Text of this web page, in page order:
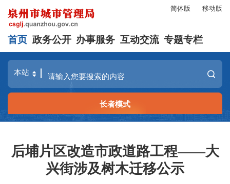
简体版 移动版
首页 政务公开 办事服务 互动交流 专题专栏
长者模式
后埔片区改造市政道路工程——大
兴街涉及树木迁移公示